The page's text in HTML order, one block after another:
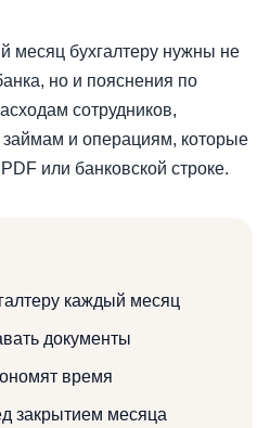
месяц бухгалтеру нужны не
но и пояснения по
сотрудников,
займам и операциям, которые
или банковской строке.
каждый месяц
документы
время
закрытием месяца